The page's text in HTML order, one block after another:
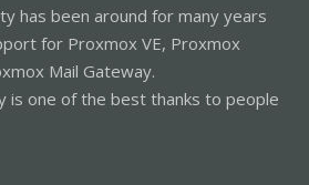
has been around for many years
for Proxmox VE, Proxmox
Mail Gateway.
is one of the best thanks to people